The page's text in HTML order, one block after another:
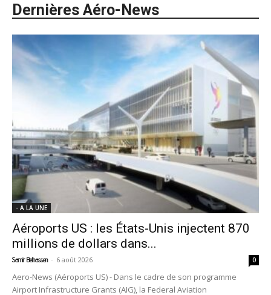
Dernières Aéro-News
- A LA UNE
Aéroports US : les États-Unis injectent 870
millions de dollars dans...
Samir Belhassen - 6 août 2026 0
Aero-News (Aéroports US) - Dans le cadre de son programme
Airport Infrastructure Grants (AIG), la Federal Aviation